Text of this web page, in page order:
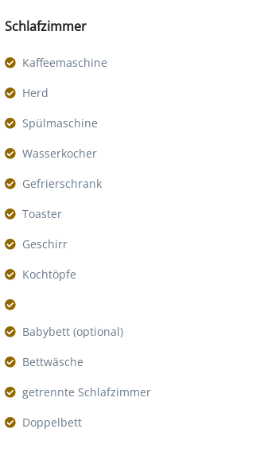
Schlafzimmer
Kaffeemaschine
Herd
Spülmaschine
Wasserkocher
Gefrierschrank
Toaster
Geschirr
Kochtöpfe
Babybett (optional)
Bettwäsche
getrennte Schlafzimmer
Doppelbett